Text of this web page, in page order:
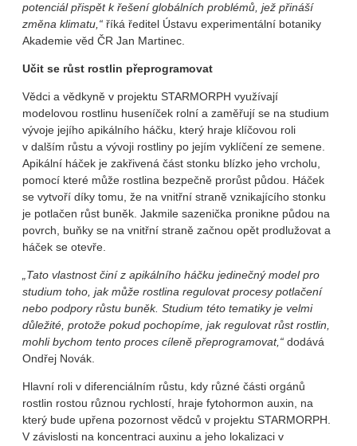
potenciál přispět k řešení globálních problémů, jež přináší
změna klimatu,“ říká ředitel Ústavu experimentální botaniky
Akademie věd ČR Jan Martinec.
Učit se růst rostlin přeprogramovat
Vědci a vědkyně v projektu STARMORPH využívají
modelovou rostlinu huseníček rolní a zaměřují se na studium
vývoje jejího apikálního háčku, který hraje klíčovou roli
v dalším růstu a vývoji rostliny po jejím vyklíčení ze semene.
Apikální háček je zakřivená část stonku blízko jeho vrcholu,
pomocí které může rostlina bezpečně prorůst půdou. Háček
se vytvoří díky tomu, že na vnitřní straně vznikajícího stonku
je potlačen růst buněk. Jakmile sazenička pronikne půdou na
povrch, buňky se na vnitřní straně začnou opět prodlužovat a
háček se otevře.
„Tato vlastnost činí z apikálního háčku jedinečný model pro
studium toho, jak může rostlina regulovat procesy potlačení
nebo podpory růstu buněk. Studium této tematiky je velmi
důležité, protože pokud pochopíme, jak regulovat růst rostlin,
mohli bychom tento proces cíleně přeprogramovat,“ dodává
Ondřej Novák.
Hlavní roli v diferenciálním růstu, kdy různé části orgánů
rostlin rostou různou rychlostí, hraje fytohormon auxin, na
který bude upřena pozornost vědců v projektu STARMORPH.
V závislosti na koncentraci auxinu a jeho lokalizaci v